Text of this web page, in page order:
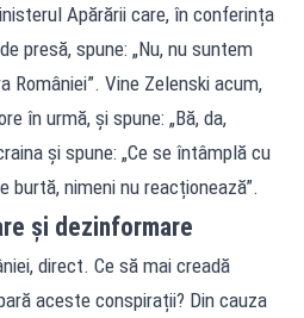
Apărării care, în conferința
presă, spune: „Nu, nu suntem
României”. Vine Zelenski acum,
în urmă, și spune: „Bă, da,
și spune: „Ce se întâmplă cu
burtă, nimeni nu reacționează”.
și dezinformare
direct. Ce să mai creadă
aceste conspirații? Din cauza